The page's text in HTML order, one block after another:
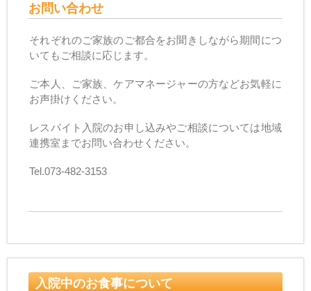
お問い合わせ
それぞれのご家族のご都合をお聞きしながら期間につ
いてもご相談に応じます。
ご本人、ご家族、ケアマネージャーの方などお気軽に
お声掛けください。
レスパイト入院のお申し込みやご相談については地域
連携室までお問い合わせください。
Tel.073-482-3153
入院中のお食事について